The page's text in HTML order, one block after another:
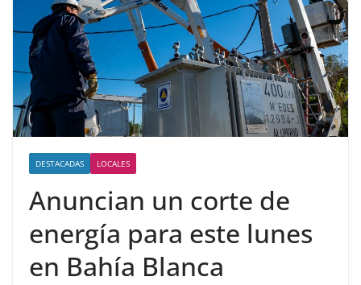
DESTACADAS LOCALES
Anuncian un corte de
energía para este lunes
en Bahía Blanca